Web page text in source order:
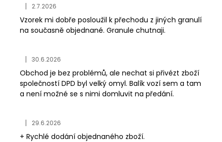
Hodnocení obchodu je 5 z 5 hvězdiček.
| 2.7.2026
Vzorek mi dobře posloužil k přechodu z jiných granulí
na současně objednané. Granule chutnaji.
Hodnocení obchodu je 5 z 5 hvězdiček.
| 30.6.2026
Obchod je bez problémů, ale nechat si přivézt zboží
společností DPD byl velký omyl. Balík vozí sem a tam
a není možné se s nimi domluvit na předání.
Hodnocení obchodu je 5 z 5 hvězdiček.
| 29.6.2026
+ Rychlé dodání objednaného zboží.